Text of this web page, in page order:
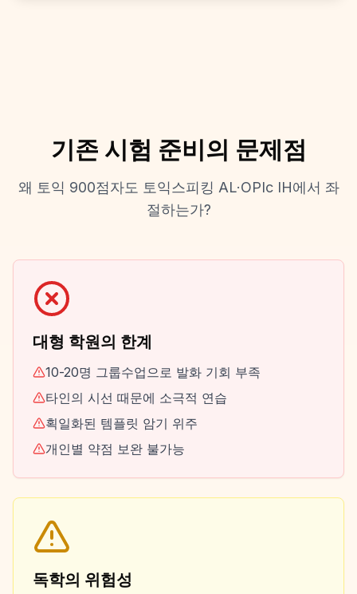
기존 시험 준비의 문제점
왜 토익 900점자도 토익스피킹 AL·OPIc IH에서 좌
절하는가?
대형 학원의 한계
10-20명 그룹수업으로 발화 기회 부족
타인의 시선 때문에 소극적 연습
획일화된 템플릿 암기 위주
개인별 약점 보완 불가능
독학의 위험성